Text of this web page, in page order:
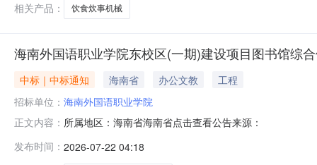
相关产品：
饮食炊事机械
海南外国语职业学院东校区(一期)建设项目图书馆综
中标｜中标通知 海南省 办公文教
工程
招标单位： 海南外国语职业学院
正文内容： 所属地区：海南省海南省点击查看公告来源：
发布时间： 2026-07-22 04:18